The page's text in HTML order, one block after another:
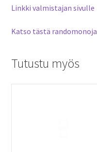
Linkki valmistajan sivulle
Katso tästä randomonoja
Tutustu myös